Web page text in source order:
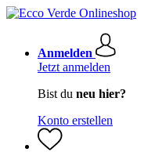
Anmelden
Jetzt anmelden
Bist du neu hier?
Konto erstellen